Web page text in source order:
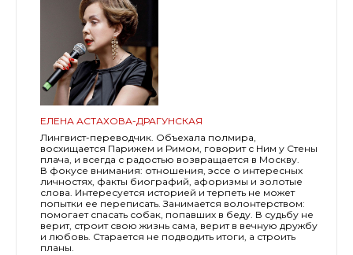
ЕЛЕНА АСТАХОВА-ДРАГУНСКАЯ
Лингвист-переводчик. Объехала полмира,
восхищается Парижем и Римом, говорит с Ним у Стены
плача, и всегда с радостью возвращается в Москву.
В фокусе внимания: отношения, эссе о интересных
личностях, факты биографий, афоризмы и золотые
слова. Интересуется историей и терпеть не может
попытки ее переписать. Занимается волонтерством:
помогает спасать собак, попавших в беду. В судьбу не
верит, строит свою жизнь сама, верит в вечную дружбу
и любовь. Старается не подводить итоги, а строить
планы.